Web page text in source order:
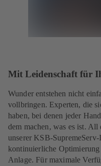
Mit Leidenschaft für
Wunder entstehen nicht
vollbringen. Experten, die
haben, bei denen jeder
dem machen, was es ist.
unserer KSB-
kontinuierliche
Anlage. Für maximale